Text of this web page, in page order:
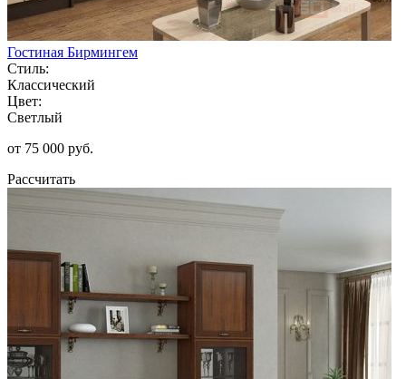
Гостиная Бирмингем
Стиль:
Классический
Цвет:
Светлый
от 75 000 руб.
Рассчитать